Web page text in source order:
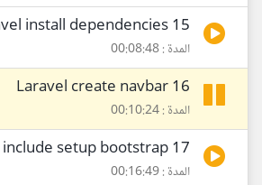
15 Laravel install dependencies
المدة : 00:08:48
16 Laravel create navbar
المدة : 00:10:24
17 Laravel include setup bootstrap
المدة : 00:16:49